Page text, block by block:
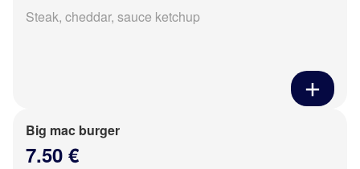
Steak, cheddar, sauce ketchup
Big mac burger
7.50 €